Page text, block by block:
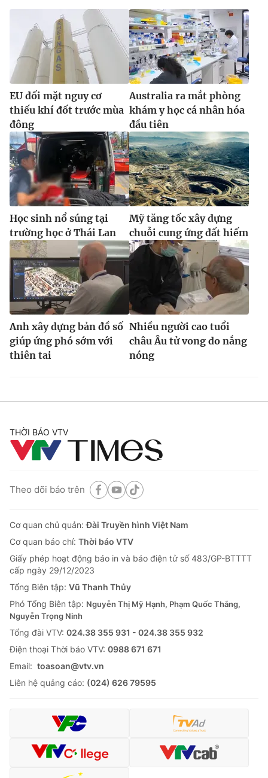
EU đối mặt nguy cơ
thiếu khí đốt trước mùa
đông
Australia ra mắt phòng
khám y học cá nhân hóa
đầu tiên
Học sinh nổ súng tại
trường học ở Thái Lan
Mỹ tăng tốc xây dựng
chuỗi cung ứng đất hiếm
Anh xây dựng bản đồ số
giúp ứng phó sớm với
thiên tai
Nhiều người cao tuổi
châu Âu tử vong do nắng
nóng
THỜI BÁO VTV
Theo dõi báo trên
Cơ quan chủ quản:Đài Truyền hình Việt Nam
Cơ quan báo chí: Thời báo VTV
Giấy phép hoạt động báo in và báo điện tử số 483/GP-BTTTT
cấp ngày 29/12/2023
Tổng Biên tập: Vũ Thanh Thủy
Phó Tổng Biên tập: Nguyễn Thị Mỹ Hạnh, Phạm Quốc Thắng,
Nguyễn Trọng Ninh
Tổng đài VTV: 024.38 355 931 - 024.38 355 932
Ðiện thoại Thời báo VTV: 0988 671 671
Email: toasoan@vtv.vn
Liên hệ quảng cáo: (024) 626 79595